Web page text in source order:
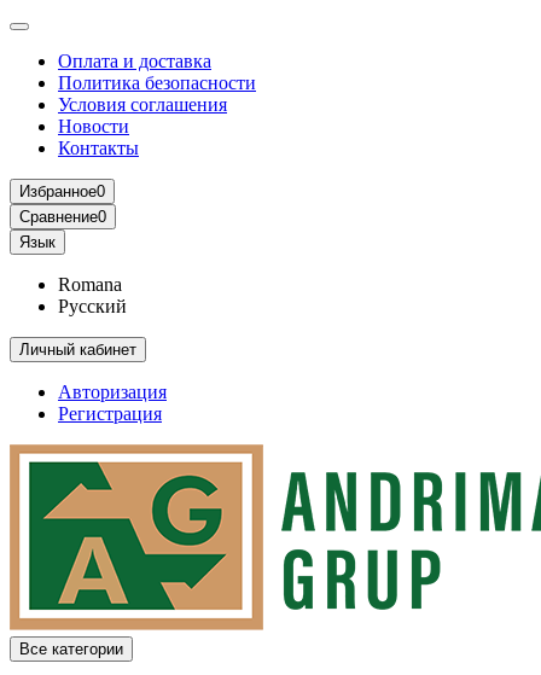
Оплата и доставка
Политика безопасности
Условия соглашения
Новости
Контакты
Избранное0
Сравнение0
Язык
Romana
Русский
Личный кабинет
Авторизация
Регистрация
Все категории